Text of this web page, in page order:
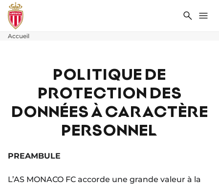
Accueil
POLITIQUE DE
PROTECTION DES
DONNÉES À CARACTÈRE
PERSONNEL
PREAMBULE
L’AS MONACO FC accorde une grande valeur à la